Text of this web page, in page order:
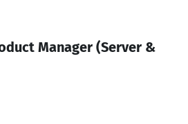
Manager (Server &